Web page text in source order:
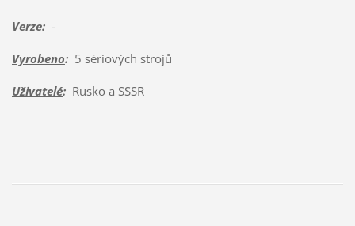
Verze:-
Vyrobeno:5 sériových strojů
Uživatelé:Rusko a SSSR